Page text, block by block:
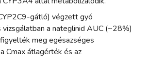
gátló) végzett gyó
a nateglinid AUC (~28%)
meg egésazséges
Cmax átlagérték és az